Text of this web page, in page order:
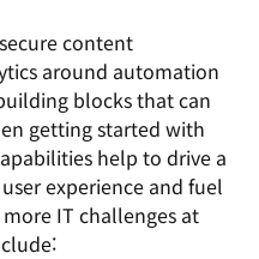
content
around automation
blocks that can
getting started with
help to drive a
experience and fuel
IT challenges at